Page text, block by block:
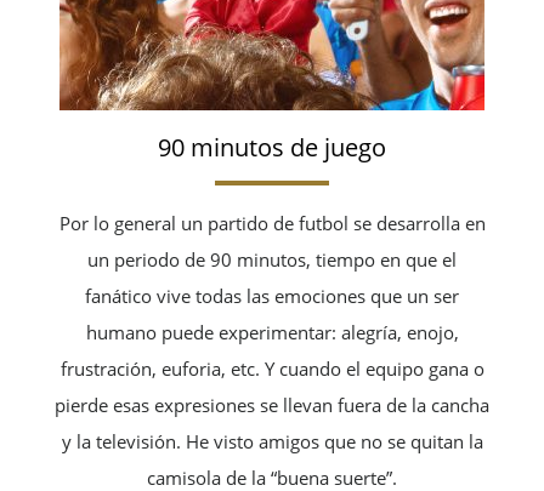
90 minutos de juego
Por lo general un partido de futbol se desarrolla en
un periodo de 90 minutos, tiempo en que el
fanático vive todas las emociones que un ser
humano puede experimentar: alegría, enojo,
frustración, euforia, etc. Y cuando el equipo gana o
pierde esas expresiones se llevan fuera de la cancha
y la televisión. He visto amigos que no se quitan la
camisola de la “buena suerte”.